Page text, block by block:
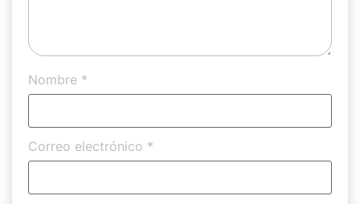
Nombre *
Correo electrónico *